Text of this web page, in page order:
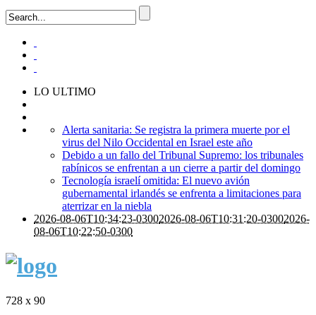
LO ULTIMO
Alerta sanitaria: Se registra la primera muerte por el
virus del Nilo Occidental en Israel este año
Debido a un fallo del Tribunal Supremo: los tribunales
rabínicos se enfrentan a un cierre a partir del domingo
Tecnología israelí omitida: El nuevo avión
gubernamental irlandés se enfrenta a limitaciones para
aterrizar en la niebla
2026-08-06T10:34:23-03002026-08-06T10:31:20-03002026-
08-06T10:22:50-0300
728 x 90